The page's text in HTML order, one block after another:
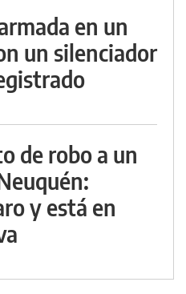
en un
un silenciador
de robo a un
y está en